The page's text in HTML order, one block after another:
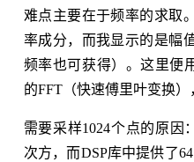
难点主要在于频率的求取
率成分，而我显示的是幅
频率也可获得）。这里便
的FFT（快速傅里叶变换）
需要采样1024个点的原因
次方，而DSP库中提供了